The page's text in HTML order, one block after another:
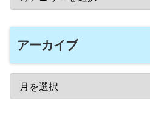
アーカイブ